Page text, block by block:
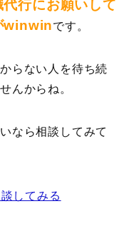
行にお願いして
winwinです。
らない人を待ち続
んからね。
なら相談してみて
してみる